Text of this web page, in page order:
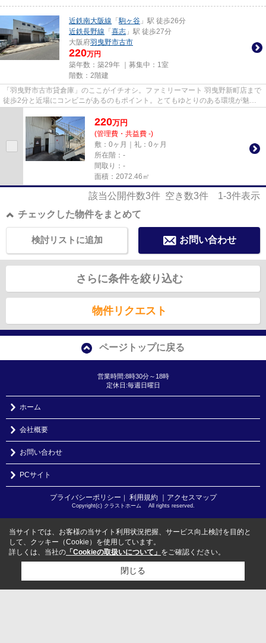
近鉄南大阪線 「駒ヶ谷 」駅 徒歩26分
近鉄長野線 「 喜志 」駅 徒歩27分
大阪府羽曳野市古市
220万円
築年数：築29年 ｜募集中： 1室
階数：2階建
「羽曳野市古市貸倉庫」のここがイチオシ。ファミリーマート 羽曳野新町店まで
徒歩2分と近場にコンビニがあるのもポイント。とてもゆとりのある環境が魅力
220万円
(管理費・共益費 -)
敷：0ヶ月｜礼：0ヶ月
所在階：-
間取り：-
面積：2072.46㎡
該当公開件数3件 空き数3件 1-3件表示
チェックした物件をまとめて
お問い合わせ
検討リストに追加
さらに条件を絞り込む
物件リクエスト
ページトップに戻る
営業時間:8時30分～18時
定休日:毎週日曜日
ホーム
会社概要
お問い合わせ
PCサイト
プライバシーポリシー ｜ 利用規約 ｜アクセスマップ
Copyright(c) クラストホーム All rights reserved.
当サイトでは、お客様の当サイト利用状況把握、サービス向上検討を目的と
して、クッキー（Cookie）を使用しています。
詳しくは、当社の 「Cookieの取扱いについて」 をご確認ください。
閉じる